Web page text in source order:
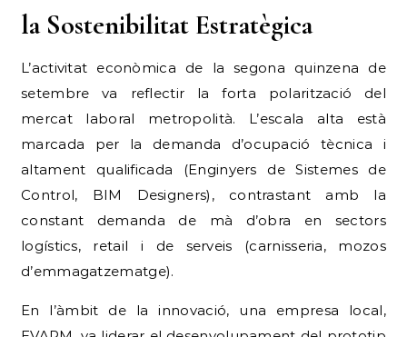
setembre va reflectir la forta polarització del
marcada per la demanda d’ocupació tècnica i
altament qualificada (Enginyers de Sistemes de
Control, BIM Designers), contrastant amb la
constant demanda de mà d’obra en sectors
logístics, retail i de serveis (carnisseria, mozos
d’emmagatzematge).
En l’àmbit de la innovació, una empresa local,
EVARM, va liderar el desenvolupament del prototip
Aquesta dualitat s’observa també en el parc